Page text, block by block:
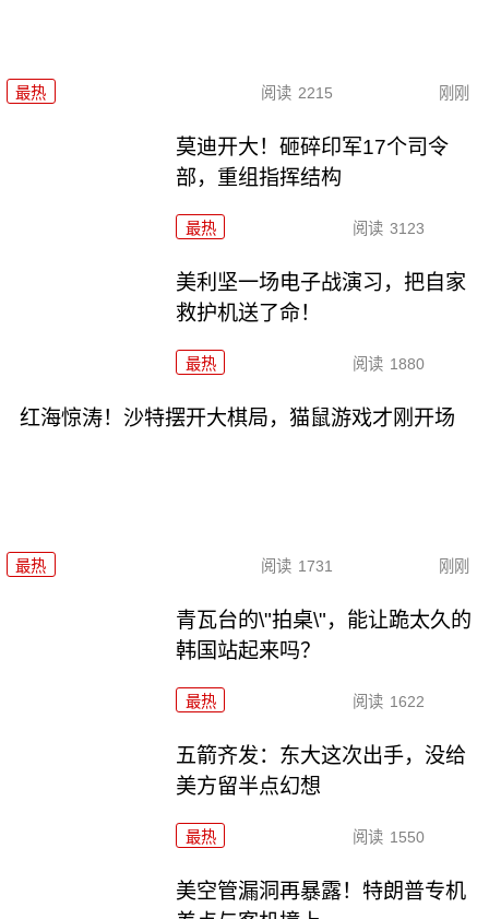
最热 阅读 2215 刚刚
莫迪开大！砸碎印军17个司令
部，重组指挥结构
最热 阅读 3123
美利坚一场电子战演习，把自家
救护机送了命！
最热 阅读 1880
红海惊涛！沙特摆开大棋局，猫鼠游戏才刚开场
最热 阅读 1731 刚刚
青瓦台的\"拍桌\"，能让跪太久的
韩国站起来吗？
最热 阅读 1622
五箭齐发：东大这次出手，没给
美方留半点幻想
最热 阅读 1550
美空管漏洞再暴露！特朗普专机